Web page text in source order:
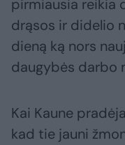
pirmiausia reikia
drąsos ir didelio
dieną ką nors
daugybės darbo
Kai Kaune
kad tie jauni